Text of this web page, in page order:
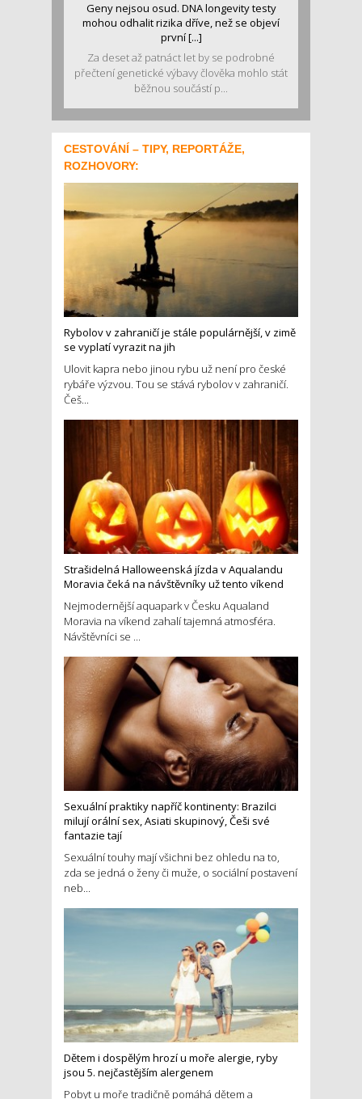
Geny nejsou osud. DNA longevity testy
mohou odhalit rizika dříve, než se objeví
první [...]
Za deset až patnáct let by se podrobné
přečtení genetické výbavy člověka mohlo stát
běžnou součástí p...
CESTOVÁNÍ – TIPY, REPORTÁŽE,
ROZHOVORY:
Rybolov v zahraničí je stále populárnější, v zimě
se vyplatí vyrazit na jih
Ulovit kapra nebo jinou rybu už není pro české
rybáře výzvou. Tou se stává rybolov v zahraničí.
Češ...
Strašidelná Halloweenská jízda v Aqualandu
Moravia čeká na návštěvníky už tento víkend
Nejmodernější aquapark v Česku Aqualand
Moravia na víkend zahalí tajemná atmosféra.
Návštěvníci se ...
Sexuální praktiky napříč kontinenty: Brazilci
milují orální sex, Asiati skupinový, Češi své
fantazie tají
Sexuální touhy mají všichni bez ohledu na to,
zda se jedná o ženy či muže, o sociální postavení
neb...
Dětem i dospělým hrozí u moře alergie, ryby
jsou 5. nejčastějším alergenem
Pobyt u moře tradičně pomáhá dětem a